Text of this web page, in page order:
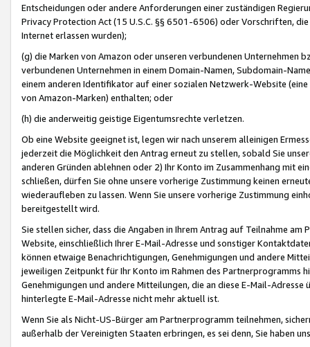
Entscheidungen oder andere Anforderungen einer zuständigen
Privacy Protection Act (15 U.S.C. §§ 6501-6506) oder Vorschriften,
Internet erlassen wurden);
(g) die Marken von Amazon oder unseren verbundenen Unternehmen
verbundenen Unternehmen in einem Domain-Namen, Subdomain-
einem anderen Identifikator auf einer sozialen Netzwerk-Website
von Amazon-Marken) enthalten; oder
(h) die anderweitig geistige Eigentumsrechte verletzen.
Ob eine Website geeignet ist, legen wir nach unserem alleinigen
jederzeit die Möglichkeit den Antrag erneut zu stellen, sobald Sie
anderen Gründen ablehnen oder 2) Ihr Konto im Zusammenhang mit
schließen, dürfen Sie ohne unsere vorherige Zustimmung keinen
wiederaufleben zu lassen. Wenn Sie unsere vorherige Zustimmung
bereitgestellt wird.
Sie stellen sicher, dass die Angaben in Ihrem Antrag auf Teilnahme
Website, einschließlich Ihrer E-Mail-Adresse und sonstiger
können etwaige Benachrichtigungen, Genehmigungen und andere
jeweiligen Zeitpunkt für Ihr Konto im Rahmen des Partnerprogramms
Genehmigungen und andere Mitteilungen, die an diese E-Mail-
hinterlegte E-Mail-Adresse nicht mehr aktuell ist.
Wenn Sie als Nicht-US-Bürger am Partnerprogramm teilnehmen,
außerhalb der Vereinigten Staaten erbringen, es sei denn, Sie haben